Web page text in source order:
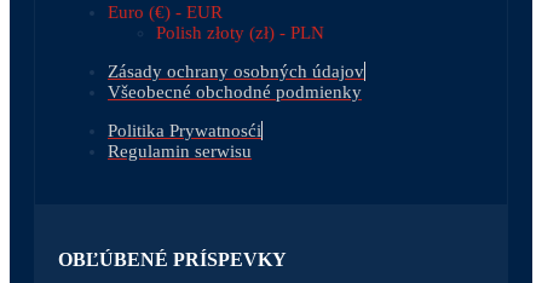
Euro (€) - EUR
Polish złoty (zł) - PLN
Zásady ochrany osobných údajov
Všeobecné obchodné podmienky
Politika Prywatnosći
Regulamin serwisu
OBĽÚBENÉ PRÍSPEVKY